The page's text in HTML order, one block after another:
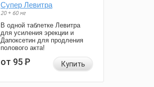
Супер Левитра
20 + 60 мг
В одной таблетке Левитра
для усиления эрекции и
Дапоксетин для продления
полового акта!
от 95Р Купить